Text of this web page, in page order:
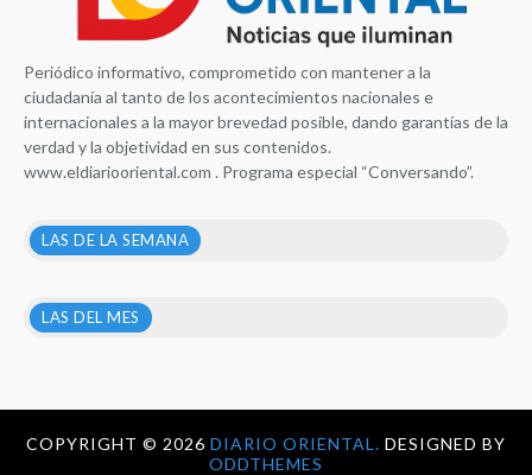
Periódico informativo, comprometido con mantener a la
ciudadanía al tanto de los acontecimientos nacionales e
internacionales a la mayor brevedad posible, dando garantías de la
verdad y la objetividad en sus contenidos.
www.eldiariooriental.com . Programa especial “Conversando”.
LAS DE LA SEMANA
LAS DEL MES
COPYRIGHT © 2026 DIARIO ORIENTAL. DESIGNED BY
ODDTHEMES